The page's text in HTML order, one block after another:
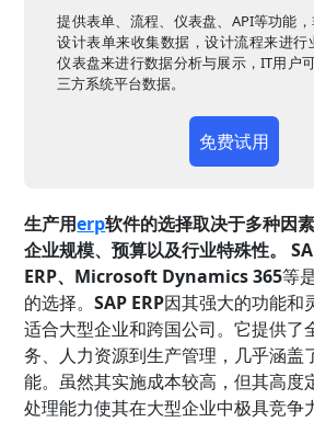
提供表单、流程、仪表盘、API等功能
设计表单来收集数据，设计流程来进行
仪表盘来进行数据分析与展示，IT用户
三方系统平台数据。
免费试用
生产用erp软件的选择取决于多种因
企业规模、预算以及行业特殊性。
ERP、Microsoft Dynamics 365等
的选择。SAP ERP因其强大的功能和
适合大型企业和跨国公司。它提供了
务、人力资源到生产管理，几乎涵盖
能。虽然其实施成本较高，但其高度
处理能力使其在大型企业中极具竞争